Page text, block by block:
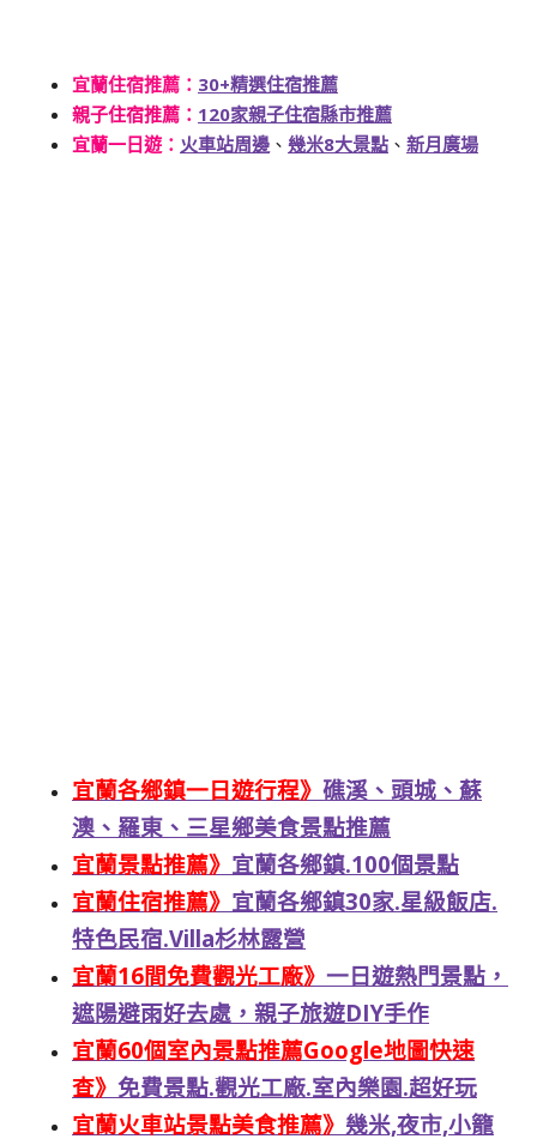
宜蘭住宿推薦： 30+精選住宿推薦
親子住宿推薦： 120家親子住宿縣市推薦
宜蘭一日遊 ： 火車站周邊 、 幾米8大景點 、 新月廣場
宜蘭各鄉鎮一日遊行程》 礁溪、頭城、蘇
澳、羅東、三星鄉美食景點推薦
宜蘭景點推薦》 宜蘭各鄉鎮.100個景點
宜蘭住宿推薦》 宜蘭各鄉鎮30家.星級飯店.
特色民宿.Villa杉林露營
宜蘭16間免費觀光工廠》 一日遊熱門景點，
遮陽避雨好去處，親子旅遊DIY手作
宜蘭60個室內景點推薦Google地圖快速
查》 免費景點.觀光工廠.室內樂園.超好玩
宜蘭火車站景點美食推薦》 幾米,夜市,小籠